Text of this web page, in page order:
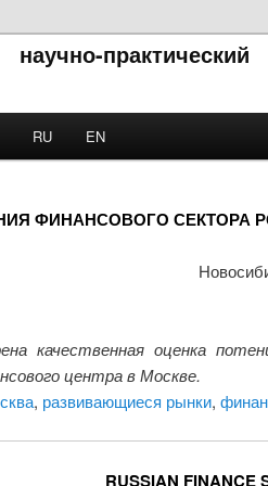
RU EN
ФИНАНСОВОГО СЕКТОРА
качественная оценка
центра в Москве.
, развивающиеся рынки,
RUSSIAN FINANCE